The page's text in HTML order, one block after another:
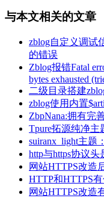
与本文相关的文章
zblog自定义调试
的错误
Zblog报错Fatal
bytes exhausted
二级目录搭建
zblog使用内置
ZbpNana:拥有完
Tpure拓源纯净主
suiranx_light主题
http与https协议头
网站HTTPS改造
HTTP和HTTPS
网站HTTPS改造